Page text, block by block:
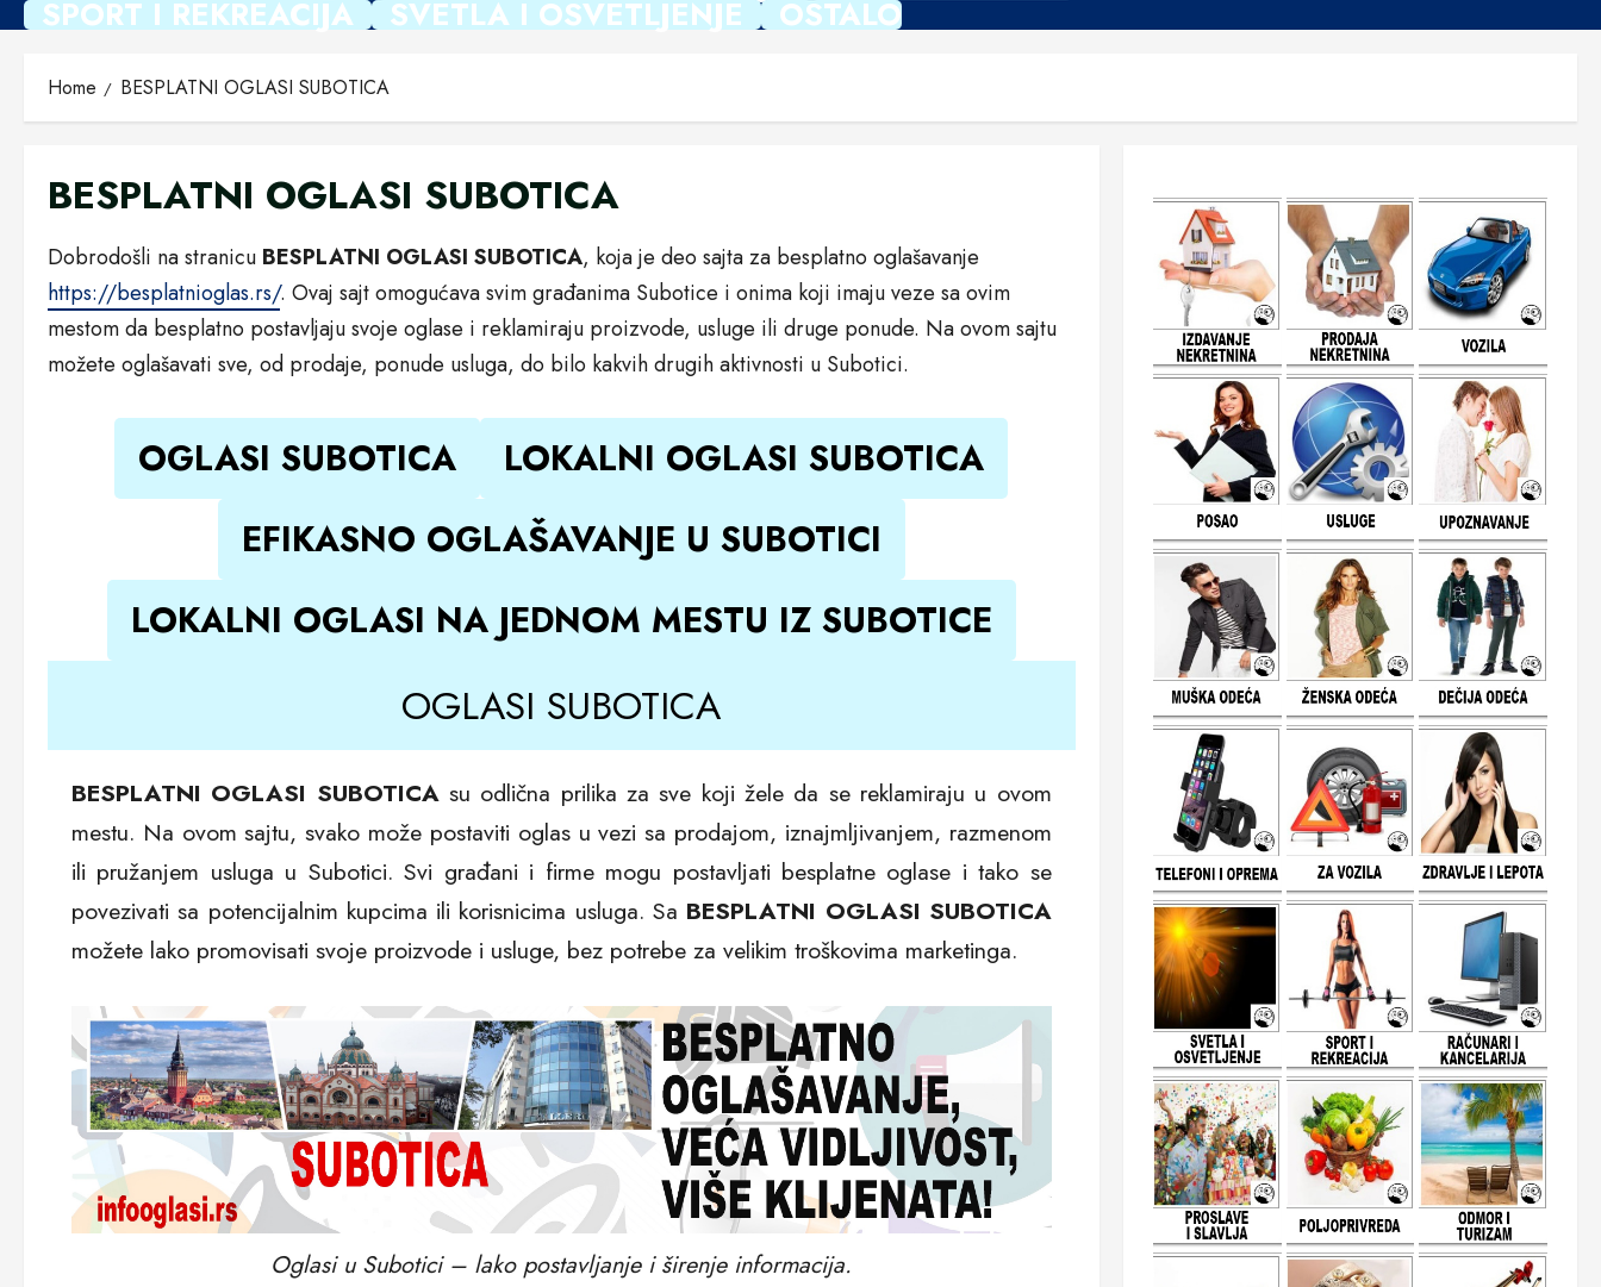
SPORT I REKREACIJA SVETLA I OSVETLJENJE OSTALO
Home BESPLATNI OGLASI SUBOTICA
BESPLATNI OGLASI SUBOTICA
Dobrodošli na stranicu BESPLATNI OGLASI SUBOTICA, koja je deo sajta za besplatno oglašavanje
https://besplatnioglas.rs/. Ovaj sajt omogućava svim građanima Subotice i onima koji imaju veze sa ovim
mestom da besplatno postavljaju svoje oglase i reklamiraju proizvode, usluge ili druge ponude. Na ovom sajtu
možete oglašavati sve, od prodaje, ponude usluga, do bilo kakvih drugih aktivnosti u Subotici.
OGLASI SUBOTICA
LOKALNI OGLASI SUBOTICA
EFIKASNO OGLAŠAVANJE U SUBOTICI
LOKALNI OGLASI NA JEDNOM MESTU IZ SUBOTICE
OGLASI SUBOTICA
BESPLATNI OGLASI SUBOTICAsu odlična prilika za sve koji žele da se reklamiraju u ovom
mestu. Na ovom sajtu, svako može postaviti oglas u vezi sa prodajom, iznajmljivanjem, razmenom
ili pružanjem usluga u Subotici. Svi građani i firme mogu postavljati besplatne oglase i tako se
povezivati sa potencijalnim kupcima ili korisnicima usluga. Sa BESPLATNI OGLASI SUBOTICA
možete lako promovisati svoje proizvode i usluge, bez potrebe za velikim troškovima marketinga.
Oglasi u Subotici – lako postavljanje i širenje informacija.